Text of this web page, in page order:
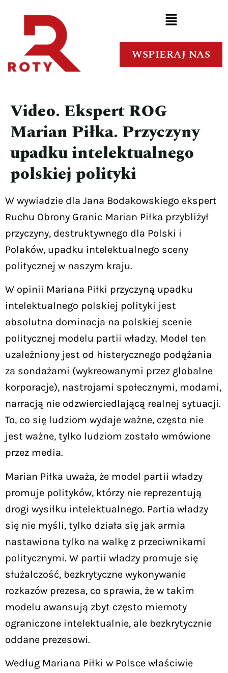
WSPIERAJ NAS
Video. Ekspert ROG
Marian Piłka. Przyczyny
upadku intelektualnego
polskiej polityki
W wywiadzie dla Jana Bodakowskiego ekspert
Ruchu Obrony Granic Marian Piłka przybliżył
przyczyny, destruktywnego dla Polski i
Polaków, upadku intelektualnego sceny
politycznej w naszym kraju.
W opinii Mariana Piłki przyczyną upadku
intelektualnego polskiej polityki jest
absolutna dominacja na polskiej scenie
politycznej modelu partii władzy. Model ten
uzależniony jest od histerycznego podążania
za sondażami (wykreowanymi przez globalne
korporacje), nastrojami społecznymi, modami,
narracją nie odzwierciedlającą realnej sytuacji.
To, co się ludziom wydaje ważne, często nie
jest ważne, tylko ludziom zostało wmówione
przez media.
Marian Piłka uważa, że model partii władzy
promuje polityków, którzy nie reprezentują
drogi wysiłku intelektualnego. Partia władzy
się nie myśli, tylko działa się jak armia
nastawiona tylko na walkę z przeciwnikami
politycznymi. W partii władzy promuje się
służalczość, bezkrytyczne wykonywanie
rozkazów prezesa, co sprawia, że w takim
modelu awansują zbyt często miernoty
ograniczone intelektualnie, ale bezkrytycznie
oddane prezesowi.
Według Mariana Piłki w Polsce właściwie